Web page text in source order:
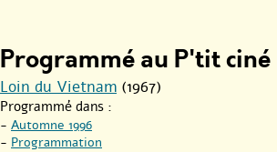
Programmé au P'tit ciné
Loin du Vietnam (1967)
Programmé dans :
- Automne 1996
- Programmation